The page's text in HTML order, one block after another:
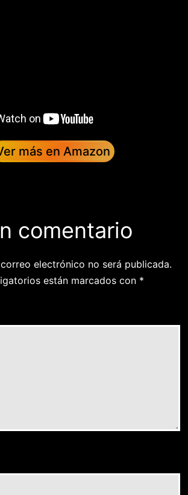
más en Amazon
comentario
electrónico no será publicada.
están marcados con *